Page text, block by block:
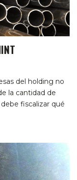
del holding no
la cantidad de
fiscalizar qué